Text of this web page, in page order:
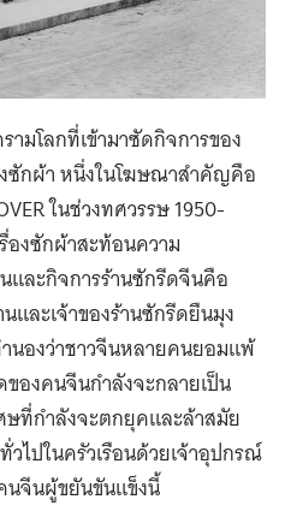
มโลกที่เข้ามาซัดกิจการของ
งซักผ้า หนึ่งในโฆษณาสำคัญคือ
ในช่วงทศวรรษ 1950-
งซักผ้าสะท้อนความ
ละกิจการร้านซักรีดจีนคือ
ละเจ้าของร้านซักรีดยืนมุง
นองว่าชาวจีนหลายคนยอมแพ้
ของคนจีนกำลังจะกลายเป็น
ที่กำลังจะตกยุคและล้าสมัย
วไปในครัวเรือนด้วยเจ้าอุปกรณ์
นจีนผู้ขยันขันแข็งนี้